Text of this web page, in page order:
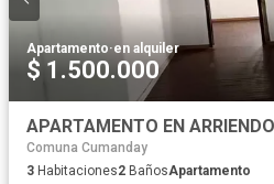
Apartamento·en alquiler
$ 1.500.000
Comuna Cumanday
3 Habitaciones2 BañosApartamento